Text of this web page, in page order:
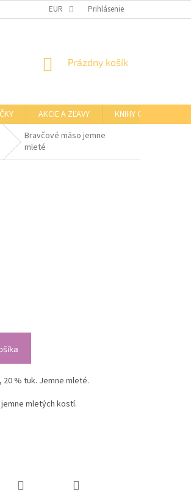
OTVÁRACIE HODINY KAMENNEJ PREDAJNE
EUR Prihlásenie
NÁKUPNÝ
Prázdny košík
AKCIE A ZĽAVY KNIHY O BARFE
Bravčové mäso jemne
mleté
% tuk. Jemne mleté.
mletých kostí.